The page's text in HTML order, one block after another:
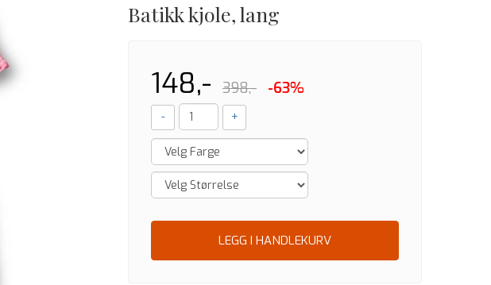
Batikk kjole, lang
148,- 398,- -63%
- +
LEGG I HANDLEKURV